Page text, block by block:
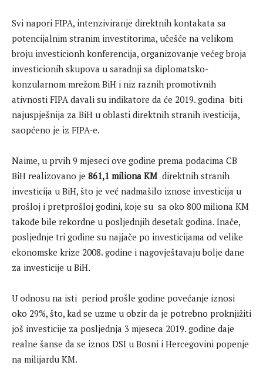
Svi napori FIPA, intenziviranje direktnih kontakata sa
potencijalnim stranim investitorima, učešće na velikom
broju investicionh konferencija, organizovanje većeg broja
investicionih skupova u saradnji sa diplomatsko-
konzularnom mrežom BiH i niz raznih promotivnih
ativnosti FIPA davali su indikatore da će 2019. godina biti
najuspješnija za BiH u oblasti direktnih stranih ivesticija,
saopćeno je iz FIPA-e.
Naime, u prvih 9 mjeseci ove godine prema podacima CB
BiH realizovano je 861,1 miliona KM direktnih stranih
investicija u BiH, što je već nadmašilo iznose investicija u
prošloj i pretprošloj godini, koje su sa oko 800 miliona KM
takođe bile rekordne u posljednjih desetak godina. Inače,
posljednje tri godine su najjače po investicijama od velike
ekonomske krize 2008. godine i nagovještavaju bolje dane
za investicije u BiH.
U odnosu na isti period prošle godine povećanje iznosi
oko 29%, što, kad se uzme u obzir da je potrebno proknjižiti
još investicije za posljednja 3 mjeseca 2019. godine daje
realne šanse da se iznos DSI u Bosni i Hercegovini popenje
na milijardu KM.